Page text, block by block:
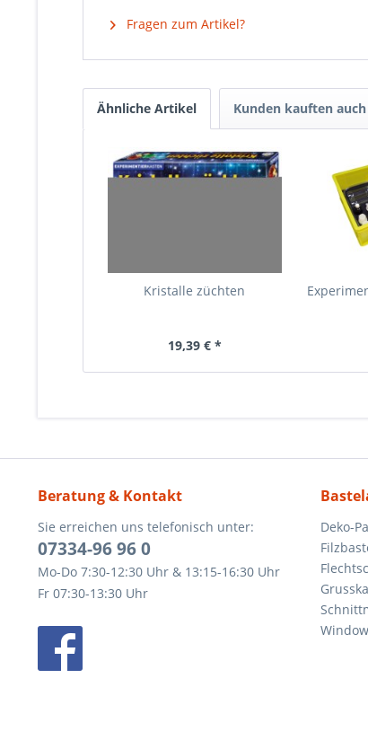
Fragen zum Artikel?
Ähnliche Artikel Kunden kauften auch
Kristalle züchten
19,39 € *
Beratung & Kontakt
Sie erreichen uns telefonisch unter:
07334-96 96 0
Mo-Do 7:30-12:30 Uhr & 13:15-16:30 Uhr
Fr 07:30-13:30 Uhr
Deko-